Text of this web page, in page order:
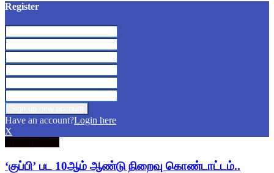
Register
Have an account?Login here
X
‘குப்பி’ பட 10ஆம் ஆண்டு நிறைவு கொண்டாட்டம்..